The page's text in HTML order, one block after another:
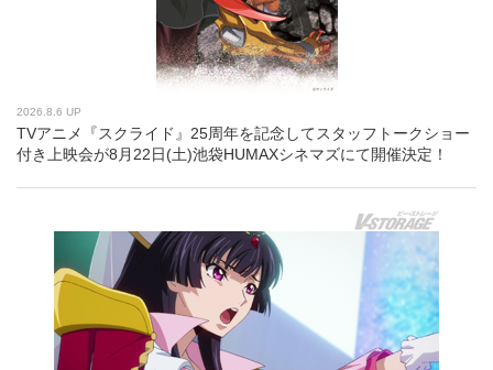
2026.8.6 UP
TVアニメ『スクライド』25周年を記念してスタッフトークショー
付き上映会が8月22日(土)池袋HUMAXシネマズにて開催決定！